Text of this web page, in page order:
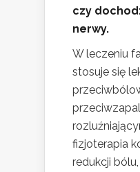
czy
nerwy.
W leczeniu
stosuje się
fizjoterapia
redukcji